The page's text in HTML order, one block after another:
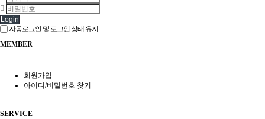
Login
자동로그인 및 로그인 상태 유지
MEMBER
회원가입
아이디/비밀번호 찾기
SERVICE